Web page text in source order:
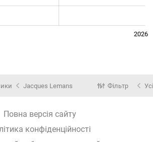
2026
Jacques Lemans Фільтр
Повна версія сайту
конфіденційності